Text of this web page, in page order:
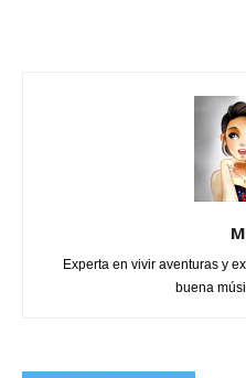
Experta en vivir aventuras y
buena